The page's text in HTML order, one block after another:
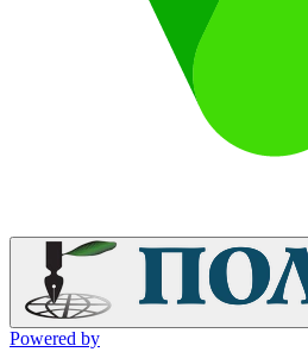
Powered by